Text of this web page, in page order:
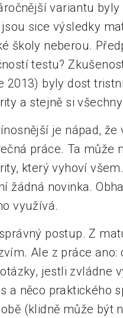
variantu
jsou sice výsledky
školy neberou.
testu?
2013) byly dost
a stejně si
je nápad,
práce. Ta může
který vyhoví
žádná novinka.
využívá.
postup. Z
Ale z práce
jestli zvládne
a něco praktického
(klidně může být